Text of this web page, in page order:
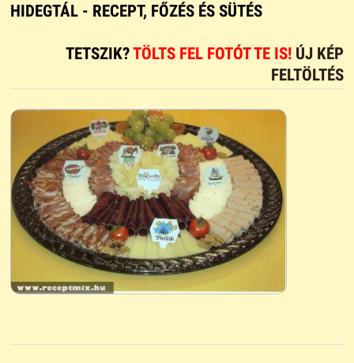
HIDEGTÁL - RECEPT, FŐZÉS ÉS SÜTÉS
TETSZIK?TÖLTS FEL FOTÓT TE IS! ÚJ KÉP
FELTÖLTÉS